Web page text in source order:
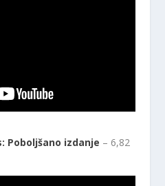
Poboljšano izdanje – 6,82